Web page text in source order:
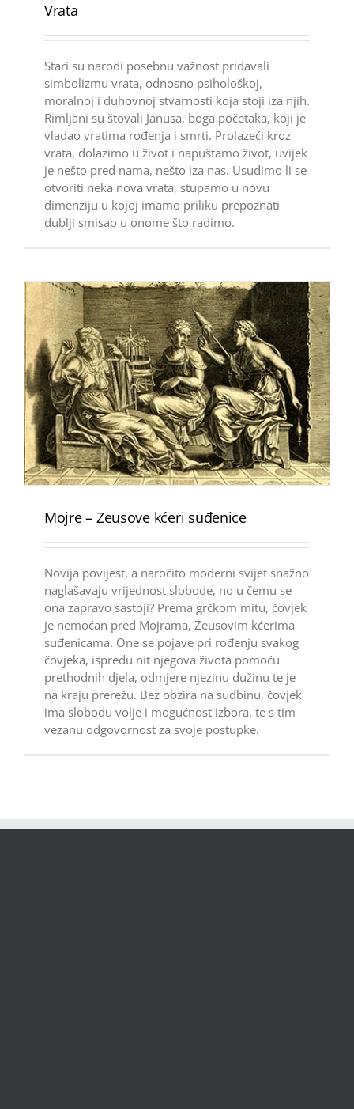
Vrata
Stari su narodi posebnu važnost pridavali
simbolizmu vrata, odnosno psihološkoj,
moralnoj i duhovnoj stvarnosti koja stoji iza njih.
Rimljani su štovali Janusa, boga početaka, koji je
vladao vratima rođenja i smrti. Prolazeći kroz
vrata, dolazimo u život i napuštamo život, uvijek
je nešto pred nama, nešto iza nas. Usudimo li se
otvoriti neka nova vrata, stupamo u novu
dimenziju u kojoj imamo priliku prepoznati
dublji smisao u onome što radimo.
Mojre – Zeusove kćeri suđenice
Novija povijest, a naročito moderni svijet snažno
naglašavaju vrijednost slobode, no u čemu se
ona zapravo sastoji? Prema grčkom mitu, čovjek
je nemoćan pred Mojrama, Zeusovim kćerima
suđenicama. One se pojave pri rođenju svakog
čovjeka, ispredu nit njegova života pomoću
prethodnih djela, odmjere njezinu dužinu te je
na kraju prerežu. Bez obzira na sudbinu, čovjek
ima slobodu volje i mogućnost izbora, te s tim
vezanu odgovornost za svoje postupke.